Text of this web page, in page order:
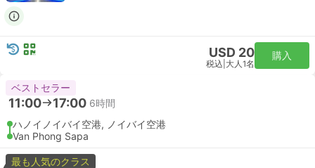
USD 20
税込 大人1名
購入
ベストセラー
11:00 17:00 6時間
ハノイノイバイ空港, ノイバイ空港
Van Phong Sapa
最も人気のクラス